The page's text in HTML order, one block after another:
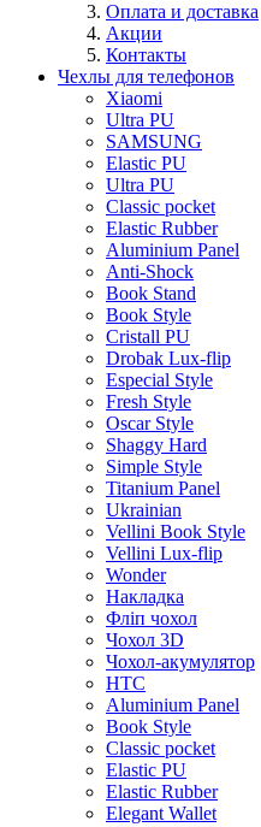
Оплата и доставка
Акции
Контакты
Чехлы для телефонов
Xiaomi
Ultra PU
SAMSUNG
Elastic PU
Ultra PU
Classic pocket
Elastic Rubber
Aluminium Panel
Anti-Shock
Book Stand
Book Style
Cristall PU
Drobak Lux-flip
Especial Style
Fresh Style
Oscar Style
Shaggy Hard
Simple Style
Titanium Panel
Ukrainian
Vellini Book Style
Vellini Lux-flip
Wonder
Накладка
Фліп чохол
Чохол 3D
Чохол-акумулятор
HTC
Aluminium Panel
Book Style
Classic pocket
Elastic PU
Elastic Rubber
Elegant Wallet